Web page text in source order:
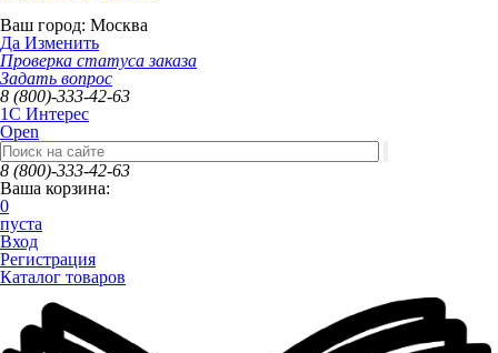
Ваш город: Москва
Да Изменить
Проверка статуса заказа
Задать вопрос
8 (800)-333-42-63
1C Интерес
Open
8 (800)-333-42-63
Ваша корзина:
0
пуста
Вход
Регистрация
Каталог товаров